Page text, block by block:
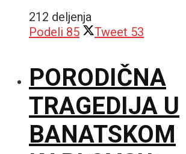
212 deljenja
Podeli 85 Tweet 53
PORODIČNA
TRAGEDIJA U
BANATSKOM